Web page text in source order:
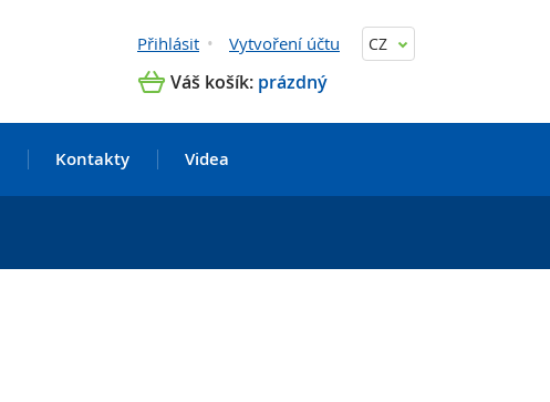
CZ
Přihlásit Vytvoření účtu
Váš košík: prázdný
Kontakty Videa